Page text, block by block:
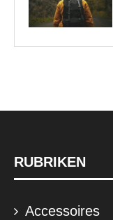
RUBRIKEN
Accessoires